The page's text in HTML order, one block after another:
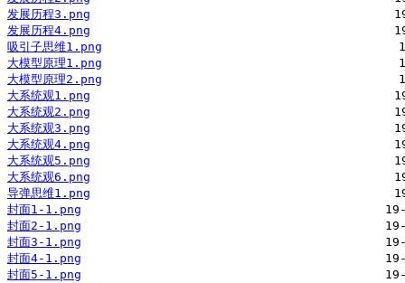
发展历程3.png
发展历程4.png
吸引子思维1.png
大模型原理1.png
大模型原理2.png
大系统观1.png
大系统观2.png
大系统观3.png
大系统观4.png
大系统观5.png
大系统观6.png
导弹思维1.png
封面1-1.png
封面2-1.png
封面3-1.png
封面4-1.png
封面5-1.png